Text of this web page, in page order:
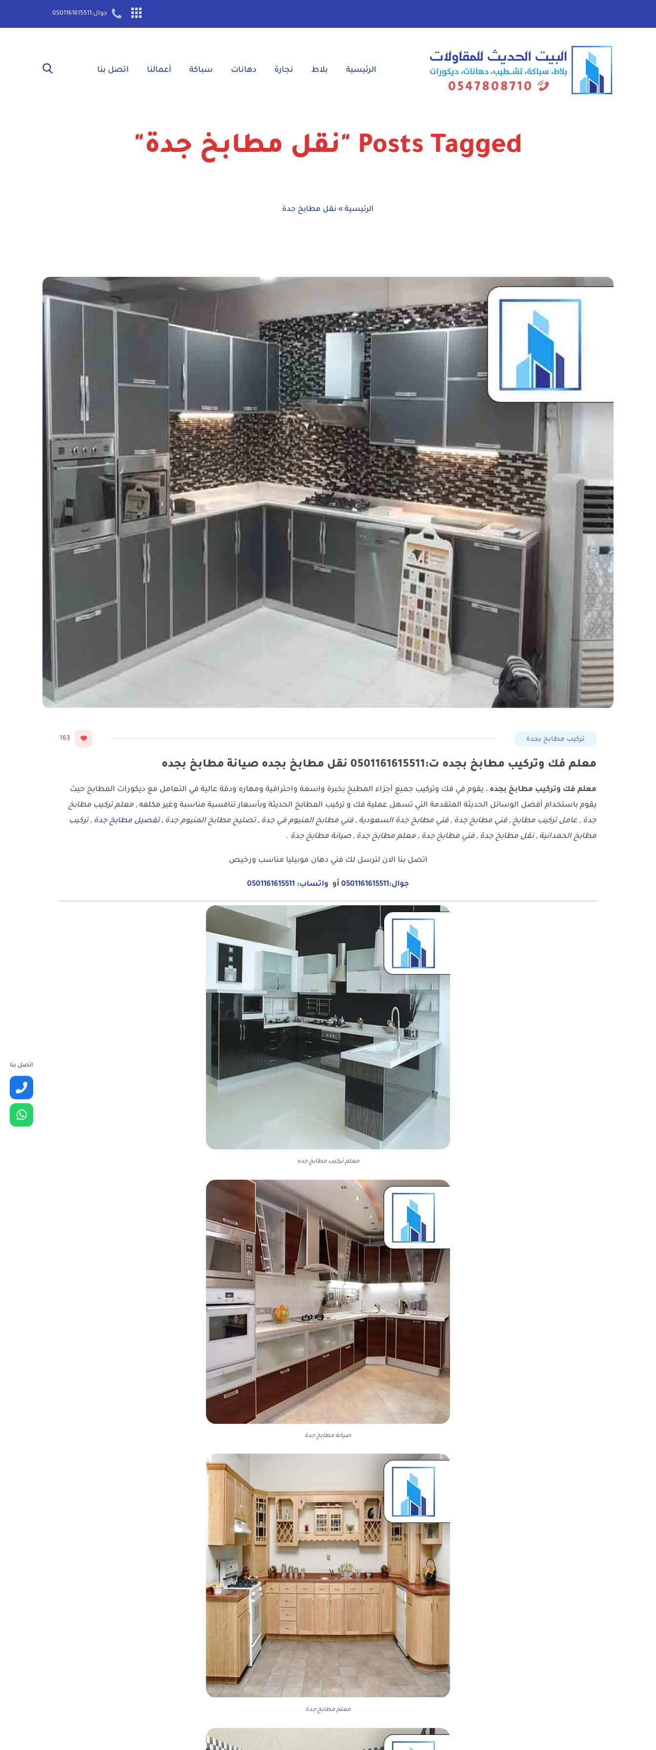
جوال:0501161615511
الرئيسية‎ بلاط‎ نجارة‎ دهانات‎ سباكة‎ أعمالنا‎ اتصل بنا‎
Posts Tagged "نقل مطابخ جدة"
الرئيسية » نقل مطابخ جدة
تركيب مطابخ بجدة 163
معلم فك وتركيب مطابخ بجده ت:0501161615511 نقل مطابخ بجده صيانة مطابخ بجده
معلم فك وتركيب مطابخ بجده ، يقوم في فك وتركيب جميع أجزاء المطبخ بخبرة واسعة واحترافية ومهاره ودقة عالية في التعامل مع ديكورات المطابخ حيث
يقوم باستخدام أفضل الوسائل الحديثة المتقدمة التي تسهل عملية فك و تركيب المطابخ الحديثة وبأسعار تنافسية مناسبة وغير مكلفه , معلم تركيب مطابخ
جدة , عامل تركيب مطابخ , فني مطابخ جدة , فني مطابخ جدة السعودية , فني مطابخ المنيوم في جدة , تصليح مطابخ المنيوم جدة ,تفصيل مطابخ جدة , تركيب
مطابخ الحمدانية , نقل مطابخ جدة , فني مطابخ جدة , معلم مطابخ جدة , صيانة مطابخ جدة .
اتصل بنا الان لنرسل لك فني دهان موبيليا مناسب ورخيص
جوال:0501161615511 أو واتساب: 0501161615511
معلم تركيب مطابخ جده
صيانة مطابخ جدة
معلم مطابخ جدة
اتصل بنا